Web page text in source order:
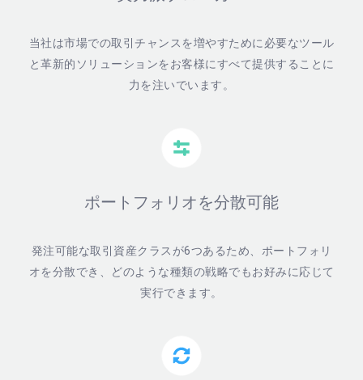
当社は市場での取引チャンスを増やすために必要なツール
と革新的ソリューションをお客様にすべて提供することに
力を注いでいます。
ポートフォリオを分散可能
発注可能な取引資産クラスが6つあるため、ポートフォリ
オを分散でき、どのような種類の戦略でもお好みに応じて
実行できます。